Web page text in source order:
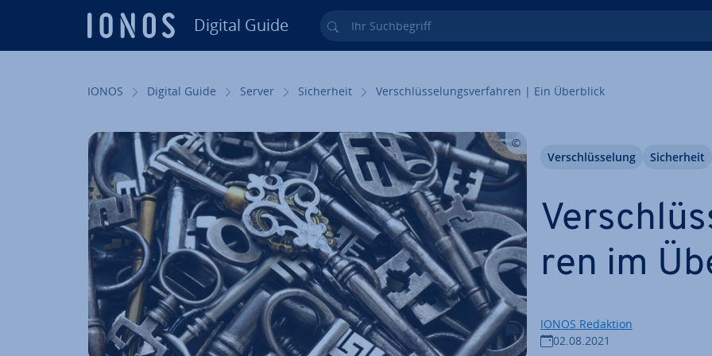
Digital Guide Ihr Such­be­griff
IONOS Digital Guide Server Si­cher­heit Ver­schlüs­se­lungs­ver­fah­ren | Ein Überblick
ren im
IONOS Redaktion
02.08.2021
Ver­schlüs­se­lung Si­cher­heit